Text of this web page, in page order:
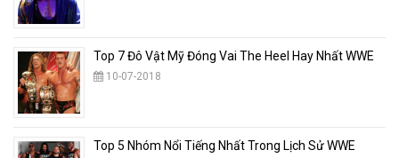
Top 7 Đô Vật Mỹ Đóng Vai The Heel Hay Nhất WWE
10-07-2018
Top 5 Nhóm Nổi Tiếng Nhất Trong Lịch Sử WWE